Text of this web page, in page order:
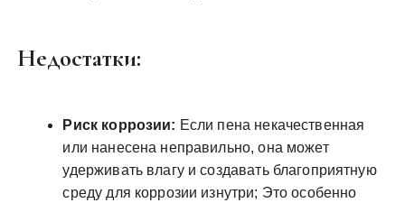
Недостатки:
Риск коррозии: Если пена некачественная
или нанесена неправильно, она может
удерживать влагу и создавать благоприятную
среду для коррозии изнутри; Это особенно